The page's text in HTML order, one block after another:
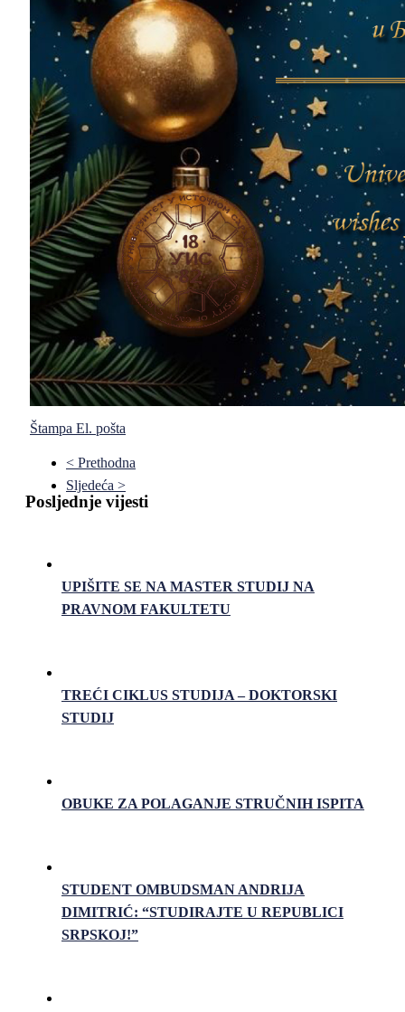
Štampa El. pošta
< Prethodna
Sljedeća >
Posljednje vijesti
UPIŠITE SE NA MASTER STUDIJ NA
PRAVNOM FAKULTETU
TREĆI CIKLUS STUDIJA – DOKTORSKI
STUDIJ
OBUKE ZA POLAGANJE STRUČNIH ISPITA
STUDENT OMBUDSMAN ANDRIJA
DIMITRIĆ: “STUDIRAJTE U REPUBLICI
SRPSKOJ!”